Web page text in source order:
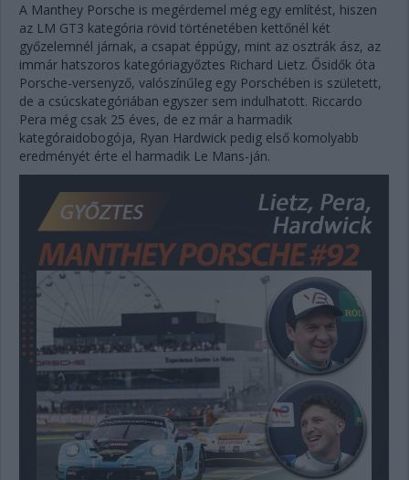
A Manthey Porsche is megérdemel még egy említést, hiszen
az LM GT3 kategória rövid történetében kettőnél két
győzelemnél járnak, a csapat éppúgy, mint az osztrák ász, az
immár hatszoros kategóriagyőztes Richard Lietz. Ősidők óta
Porsche-versenyző, valószínűleg egy Porschében is született,
de a csúcskategóriában egyszer sem indulhatott. Riccardo
Pera még csak 25 éves, de ez már a harmadik
kategóraidobogója, Ryan Hardwick pedig első komolyabb
eredményét érte el harmadik Le Mans-ján.